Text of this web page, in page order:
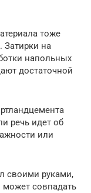
тоже
Затирки на
напольных
достаточной
речь идет об
или
своими руками,
может совпадать